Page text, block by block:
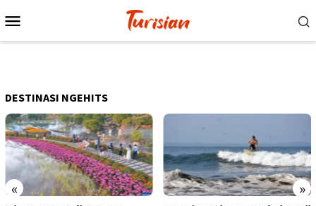
ke
Mobile
DESTINASI NGEHITS
« »